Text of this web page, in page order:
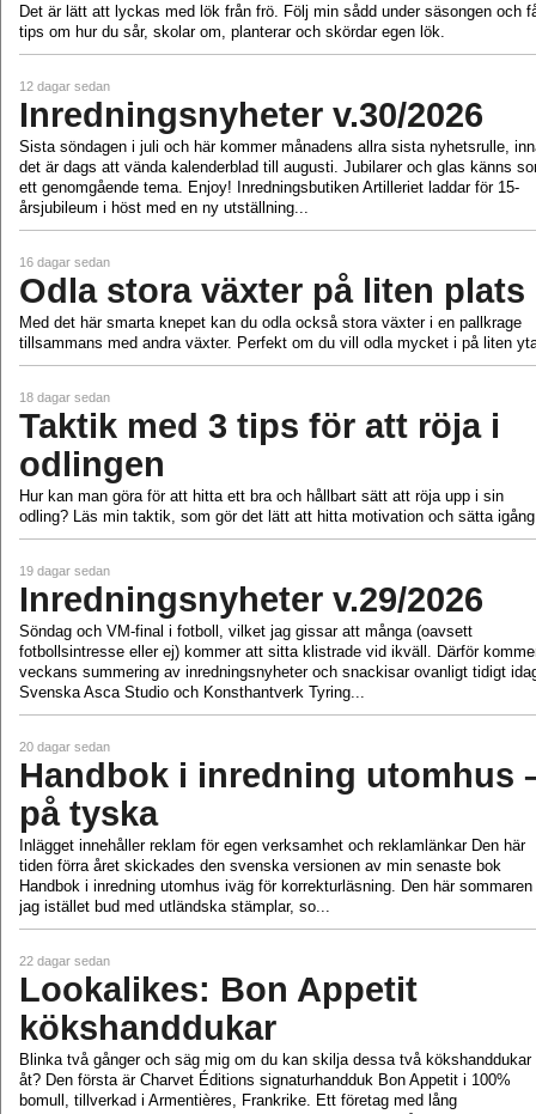
Det är lätt att lyckas med lök från frö. Följ min sådd under säsongen och
tips om hur du sår, skolar om, planterar och skördar egen lök.
12 dagar sedan
Inredningsnyheter v.30/2026
Sista söndagen i juli och här kommer månadens allra sista nyhetsrulle,
det är dags att vända kalenderblad till augusti. Jubilarer och glas känns
ett genomgående tema. Enjoy! Inredningsbutiken Artilleriet laddar för 15-
årsjubileum i höst med en ny utställning...
16 dagar sedan
Odla stora växter på liten plats
Med det här smarta knepet kan du odla också stora växter i en pallkrage
tillsammans med andra växter. Perfekt om du vill odla mycket i på liten
18 dagar sedan
Taktik med 3 tips för att röja i
odlingen
Hur kan man göra för att hitta ett bra och hållbart sätt att röja upp i sin
odling? Läs min taktik, som gör det lätt att hitta motivation och sätta
19 dagar sedan
Inredningsnyheter v.29/2026
Söndag och VM-final i fotboll, vilket jag gissar att många (oavsett
fotbollsintresse eller ej) kommer att sitta klistrade vid ikväll. Därför
veckans summering av inredningsnyheter och snackisar ovanligt tidigt
Svenska Asca Studio och Konsthantverk Tyring...
20 dagar sedan
Handbok i inredning utomhus
på tyska
Inlägget innehåller reklam för egen verksamhet och reklamlänkar Den här
tiden förra året skickades den svenska versionen av min senaste bok
Handbok i inredning utomhus iväg för korrekturläsning. Den här sommaren
jag istället bud med utländska stämplar, so...
22 dagar sedan
Lookalikes: Bon Appetit
kökshanddukar
Blinka två gånger och säg mig om du kan skilja dessa två kökshanddukar
åt? Den första är Charvet Éditions signaturhandduk Bon Appetit i 100%
bomull, tillverkad i Armentières, Frankrike. Ett företag med lång